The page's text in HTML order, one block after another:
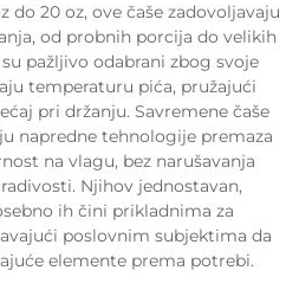
do 20 oz, ove čaše zadovoljavaju
od probnih porcija do velikih
pažljivo odabrani zbog svoje
temperaturu pića, pružajući
pri držanju. Savremene čaše
napredne tehnologije premaza
na vlagu, bez narušavanja
Njihov jednostavan,
ih čini prikladnima za
poslovnim subjektima da
elemente prema potrebi.